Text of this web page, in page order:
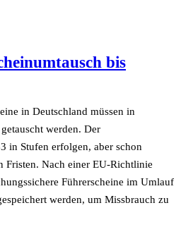
bis
in Deutschland müssen in
werden. Der
in Stufen erfolgen, aber schon
Fristen. Nach einer EU-Richtlinie
Führerscheine im Umlauf
werden, um Missbrauch zu